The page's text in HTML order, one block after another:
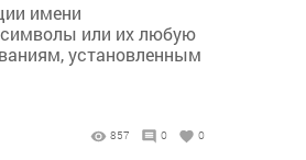
имени
символы или их любую
установленным
857 0 0